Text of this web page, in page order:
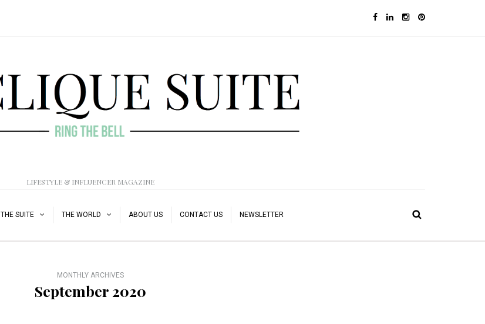
LIFESTYLE & INFLUENCER MAGAZINE
THE SUITE THE WORLD ABOUT US CONTACT US NEWSLETTER
MONTHLY ARCHIVES
September 2020